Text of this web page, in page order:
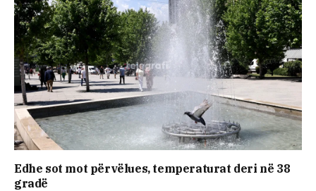
Edhe sot mot përvëlues, temperaturat deri në 38
gradë